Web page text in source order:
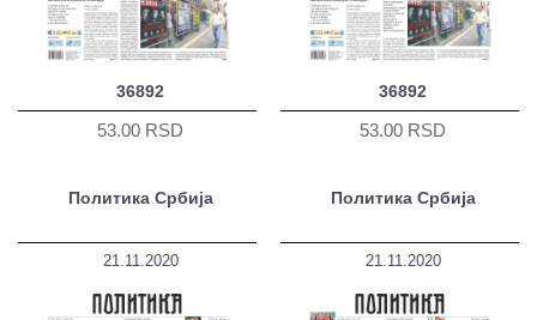
36892
53.00 RSD
36892
53.00 RSD
Политика Србија
21.11.2020
Политика Србија
21.11.2020